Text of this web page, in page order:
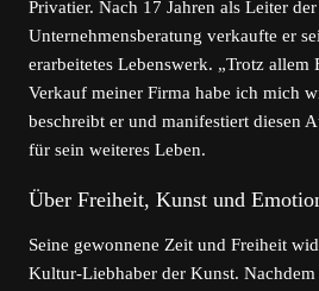
Privatier. Nach 17 Jahren als Leiter
Unternehmensberatung verkaufte er
erarbeitetes Lebenswerk. „Trotz allem
Verkauf meiner Firma habe ich mich
beschreibt er und manifestiert diesen
für sein weiteres Leben.
Über Freiheit, Kunst und
Seine gewonnene Zeit und Freiheit
Kultur-Liebhaber der Kunst. Nachdem